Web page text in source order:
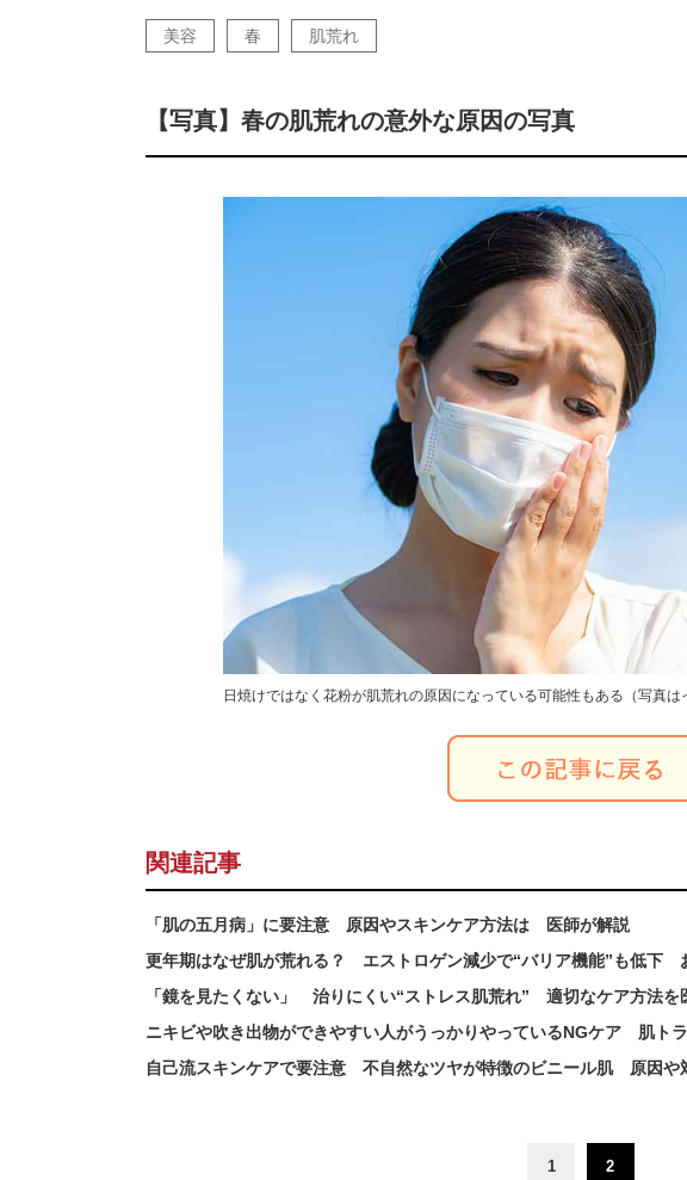
美容 春 肌荒れ
【写真】春の肌荒れの意外な原因の写真
日焼けではなく花粉が肌荒れの原因になっている可能性もある（写真は
関連記事
「肌の五月病」に要注意 原因やスキンケア方法は 医師が解説
更年期はなぜ肌が荒れる？ エストロゲン減少で“バリア機能”も低下
「鏡を見たくない」 治りにくい“ストレス肌荒れ” 適切なケア方法を
ニキビや吹き出物ができやすい人がうっかりやっているNGケア 肌ト
自己流スキンケアで要注意 不自然なツヤが特徴のビニール肌 原因や
1 2